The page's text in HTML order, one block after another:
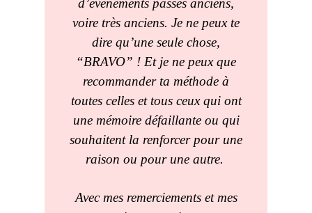
d’événements passés anciens,
voire très anciens. Je ne peux te
dire qu’une seule chose,
“BRAVO” ! Et je ne peux que
recommander ta méthode à
toutes celles et tous ceux qui ont
une mémoire défaillante ou qui
souhaitent la renforcer pour une
raison ou pour une autre.
Avec mes remerciements et mes